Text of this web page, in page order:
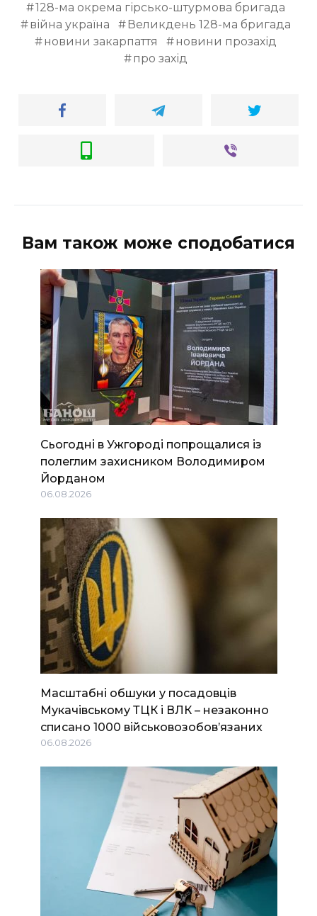
128-ма окрема гірсько-штурмова бригада
війна україна
Великдень 128-ма бригада
новини закарпаття
новини прозахід
про захід
Вам також може сподобатися
Сьогодні в Ужгороді попрощалися із
полеглим захисником Володимиром
Йорданом
06.08.2026
Масштабні обшуки у посадовців
Мукачівському ТЦК і ВЛК – незаконно
списано 1000 військовозобов’язаних
06.08.2026